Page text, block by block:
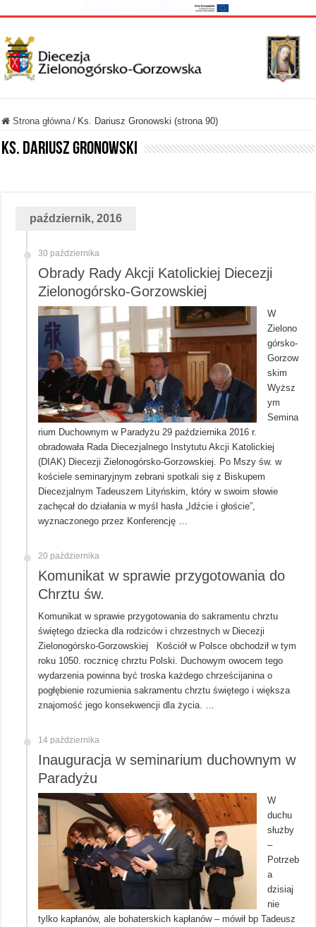
Strona główna / Ks. Dariusz Gronowski (strona 90)
Ks. Dariusz Gronowski
październik, 2016
30 października
Obrady Rady Akcji Katolickiej Diecezji
Zielonogórsko-Gorzowskiej
W
Zielono
górsko-
Gorzow
skim
Wyższ
ym
Semina
rium Duchownym w Paradyżu 29 października 2016 r.
obradowała Rada Diecezjalnego Instytutu Akcji Katolickiej
(DIAK) Diecezji Zielonogórsko-Gorzowskiej. Po Mszy św. w
kościele seminaryjnym zebrani spotkali się z Biskupem
Diecezjalnym Tadeuszem Lityńskim, który w swoim słowie
zachęcał do działania w myśl hasła „Idźcie i głoście”,
wyznaczonego przez Konferencję …
20 października
Komunikat w sprawie przygotowania do
Chrztu św.
Komunikat w sprawie przygotowania do sakramentu chrztu
świętego dziecka dla rodziców i chrzestnych w Diecezji
Zielonogórsko-Gorzowskiej Kościół w Polsce obchodził w tym
roku 1050. rocznicę chrztu Polski. Duchowym owocem tego
wydarzenia powinna być troska każdego chrześcijanina o
pogłębienie rozumienia sakramentu chrztu świętego i większa
znajomość jego konsekwencji dla życia. …
14 października
Inauguracja w seminarium duchownym w
Paradyżu
W
duchu
służby
–
Potrzeb
a
dzisiaj
nie
tylko kapłanów, ale bohaterskich kapłanów – mówił bp Tadeusz